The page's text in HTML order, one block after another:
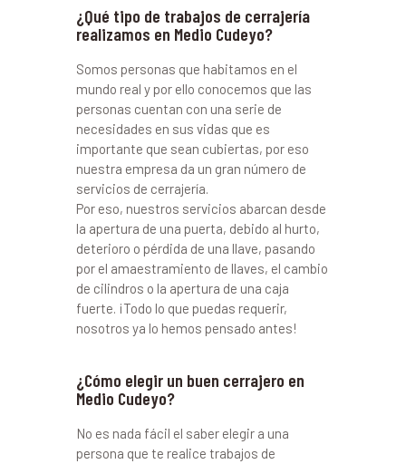
¿Qué tipo de trabajos de cerrajería
realizamos en Medio Cudeyo?
Somos personas que habitamos en el
mundo real y por ello conocemos que las
personas cuentan con una serie de
necesidades en sus vidas que es
importante que sean cubiertas, por eso
nuestra empresa da un gran número de
servicios de cerrajería.
Por eso, nuestros servicios abarcan desde
la apertura de una puerta, debido al hurto,
deterioro o pérdida de una llave, pasando
por el amaestramiento de llaves, el cambio
de cilindros o la apertura de una caja
fuerte. ¡Todo lo que puedas requerir,
nosotros ya lo hemos pensado antes!
¿Cómo elegir un buen cerrajero en
Medio Cudeyo?
No es nada fácil el saber elegir a una
persona que te realice trabajos de